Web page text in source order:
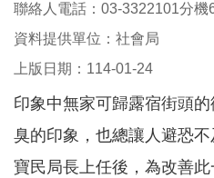
訊
息
公
告
認
聯絡人電話：03-3322101分機
資料提供單位：社會局
上版日期：114-01-24
印象中無家可歸露宿街頭
臭的印象，也總讓人避恐
寶民局長上任後，為改善